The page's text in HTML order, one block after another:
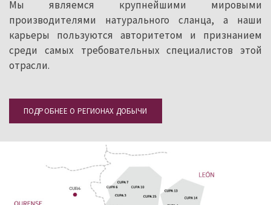
Мы являемся крупнейшими мировыми
производителями натурального сланца, а наши
карьеры пользуются авторитетом и признанием
среди самых требовательных специалистов этой
отрасли.
ПОДРОБНЕЕ О РЕГИОНАХ ДОБЫЧИ